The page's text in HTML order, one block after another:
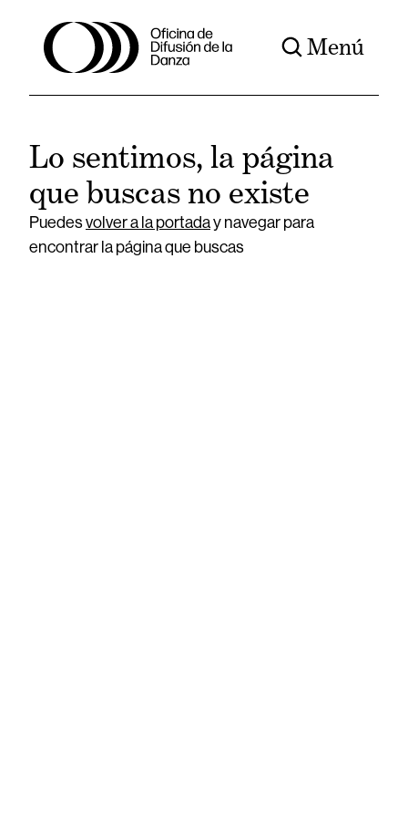
Menú
Lo sentimos, la página
que buscas no existe
Puedesvolver a la portaday navegar para
encontrar la página que buscas